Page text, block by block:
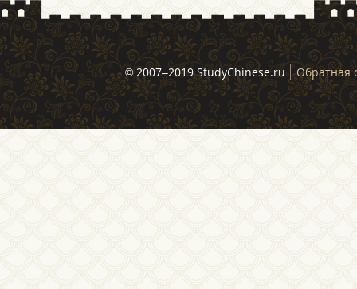
© 2007–2019 StudyChinese.ru Обратная